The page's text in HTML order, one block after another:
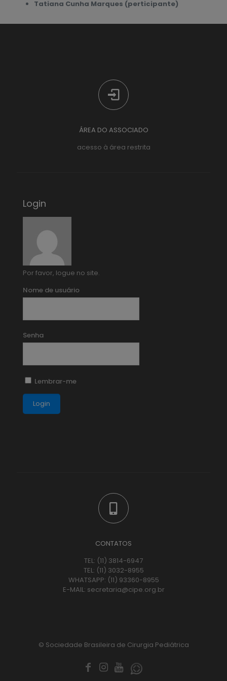
Tatiana Cunha Marques (perticipante)
ÁREA DO ASSOCIADO
acesso à área restrita
Login
Por favor, logue no site.
Nome de usuário
Senha
Lembrar-me
CONTATOS
TEL: (11) 3814-6947
TEL: (11) 3032-8955
WHATSAPP: (11) 93360-8955
E-MAIL: secretaria@cipe.org.br
© Sociedade Brasileira de Cirurgia Pediátrica